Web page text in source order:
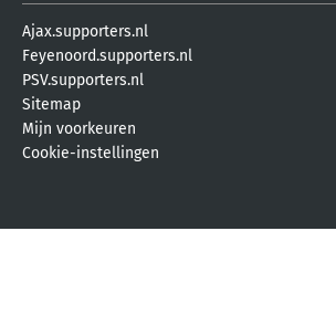
Ajax.supporters.nl
Feyenoord.supporters.nl
PSV.supporters.nl
Sitemap
Mijn voorkeuren
Cookie-instellingen